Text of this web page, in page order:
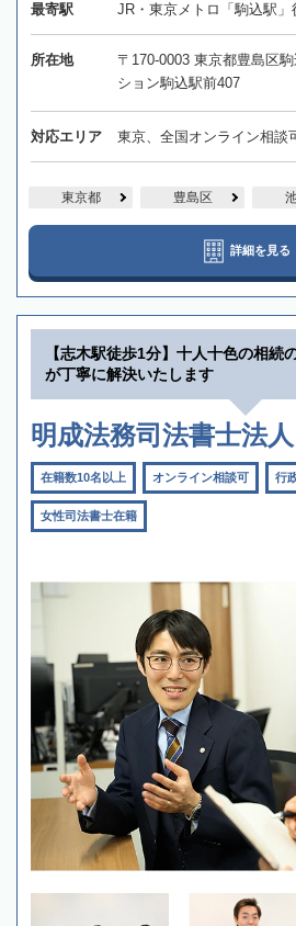
最寄駅 JR・東京メトロ「駒込駅」
所在地
〒170-0003 東京都豊島区
ション駒込駅前407
対応エリア 東京、全国オンライン相談
東京都 豊島区
詳細を見る
【志木駅徒歩1分】十人十色の相続
が丁寧に解決いたします
明成法務司法書士法
在籍数10名以上 オンライン相談可 行
女性司法書士在籍